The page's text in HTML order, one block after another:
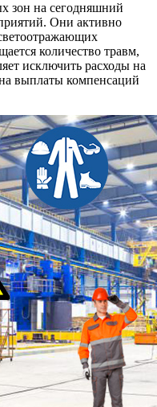
зон на сегодняшний
Они активно
количество травм,
исключить расходы на
выплаты компенсаций